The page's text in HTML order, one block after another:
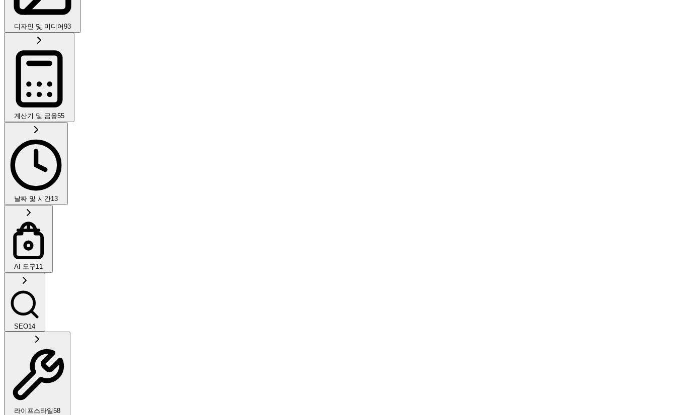
디자인 및 미디어93
계산기 및 금융55
날짜 및 시간13
AI 도구11
SEO14
라이프스타일58